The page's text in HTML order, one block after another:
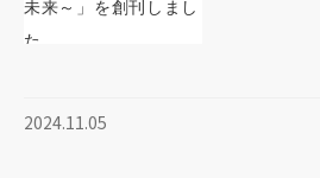
2024.11.05